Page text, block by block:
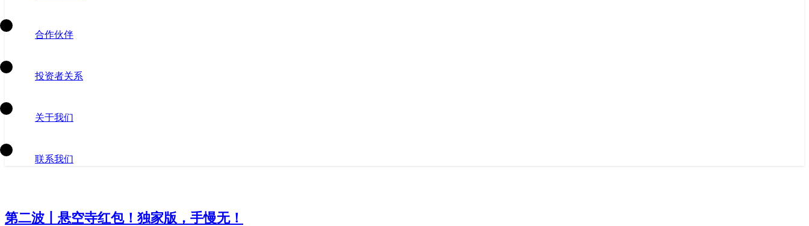
合作伙伴
投资者关系
关于我们
联系我们
第二波丨悬空寺红包！独家版，手慢无！